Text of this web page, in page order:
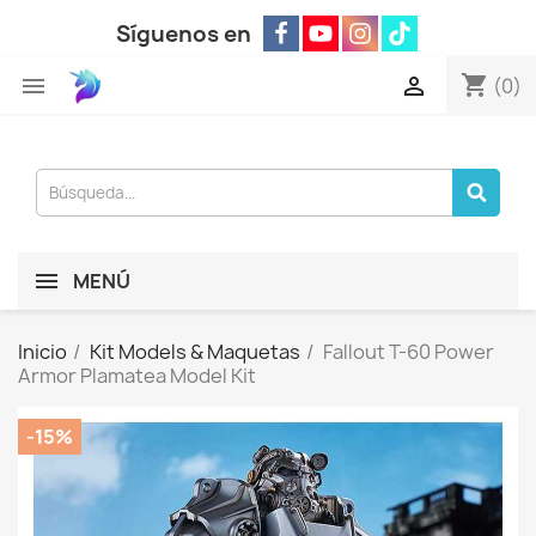
Síguenos en
 shopping_cart (0)

MENÚ
Inicio Kit Models & Maquetas
Fallout T-60 Power
Armor Plamatea Model Kit
-15%